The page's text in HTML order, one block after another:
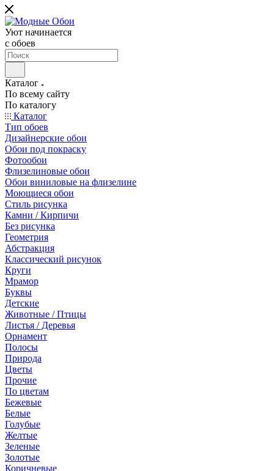
Уют начинается
c обоев
Каталог
По всему сайту
По каталогу
Каталог
Тип обоев
Дизайнерские обои
Обои под покраску
Фотообои
Флизелиновые обои
Обои виниловые на флизелине
Моющиеся обои
Стиль рисунка
Камни / Кирпичи
Без рисунка
Геометрия
Абстракция
Классический рисунок
Круги
Мрамор
Буквы
Детские
Животные / Птицы
Листья / Деревья
Орнамент
Полосы
Природа
Цветы
Прочие
По цветам
Бежевые
Белые
Голубые
Желтые
Зеленые
Золотые
Коричневые